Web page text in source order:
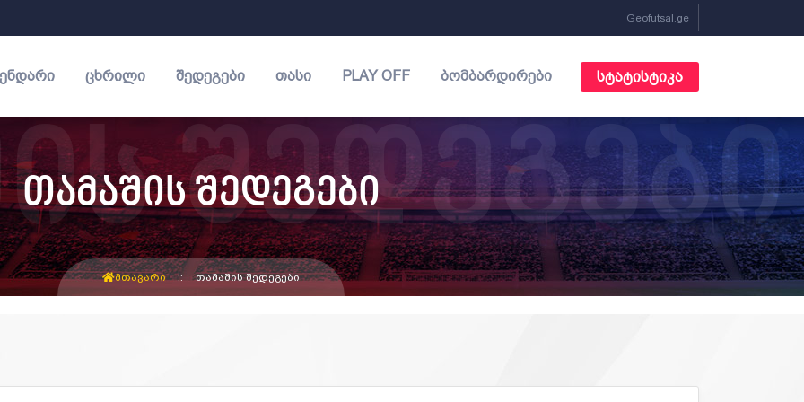
Geofutsal.ge
ᲪᲮᲠᲘᲚᲘ ᲨᲔᲓᲔᲒᲔᲑᲘ ᲗᲐᲡᲘ PLAY OFF ᲑᲝᲛᲑᲐᲠᲓᲘᲠᲔᲑᲘ ᲡᲢᲐᲢᲘᲡᲢᲘᲙᲐ
თამაშის შედეგები
ᲛᲗᲐᲕᲐᲠᲘ ᲗᲐᲛᲐᲨᲘᲡ ᲨᲔᲓᲔᲒᲔᲑᲘ